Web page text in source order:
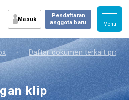
Masuk
Pendaftaran
anggota baru
・ Daftar dokumen terkait
klip